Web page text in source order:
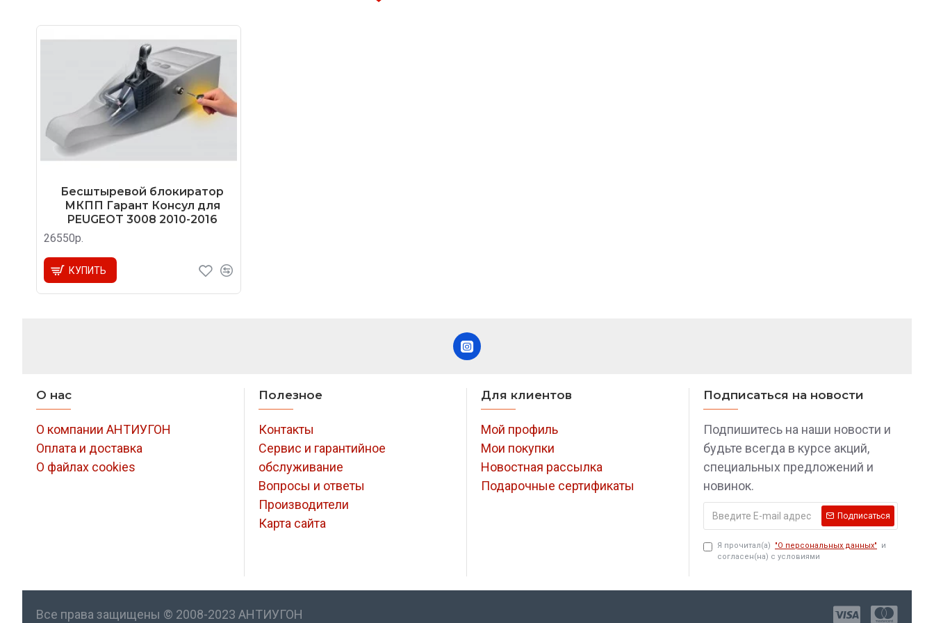
Бесштыревой блокиратор
МКПП Гарант Консул для
PEUGEOT 3008 2010-2016
26550р.
КУПИТЬ
О нас
О компании АНТИУГОН
Оплата и доставка
О файлах cookies
Полезное
Контакты
Сервис и гарантийное
обслуживание
Вопросы и ответы
Производители
Карта сайта
Для клиентов
Мой профиль
Мои покупки
Новостная рассылка
Подарочные сертификаты
Подписаться на новости
Подпишитесь на наши новости и
будьте всегда в курсе акций,
специальных предложений и
новинок.
Подписаться
Я прочитал(а) "О персональных данных"
и
согласен(на) с условиями
Все права защищены © 2008-2023 АНТИУГОН